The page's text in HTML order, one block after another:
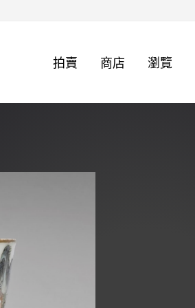
拍賣 商店 瀏覽